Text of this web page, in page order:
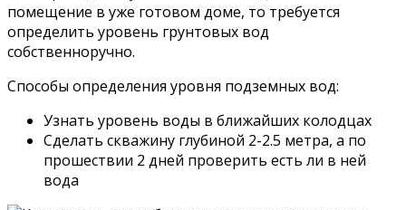
помещение в уже готовом доме, то требуется
определить уровень грунтовых вод
собственноручно.
Способы определения уровня подземных вод:
Узнать уровень воды в ближайших колодцах
Сделать скважину глубиной 2-2.5 метра, а по
прошествии 2 дней проверить есть ли в ней
вода